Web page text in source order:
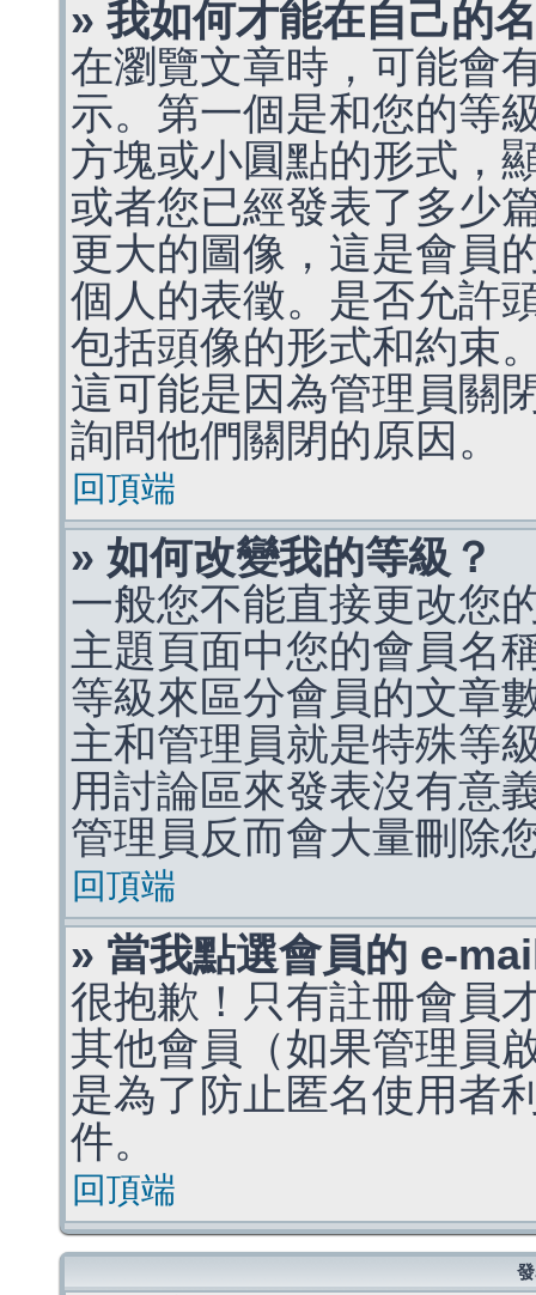
» 我如何才能在自己的
在瀏覽文章時，可能會
示。第一個是和您的等
方塊或小圓點的形式，
或者您已經發表了多少
更大的圖像，這是會員
個人的表徵。是否允許
包括頭像的形式和約束
這可能是因為管理員關
詢問他們關閉的原因。
回頂端
» 如何改變我的等級？
一般您不能直接更改您
主題頁面中您的會員名
等級來區分會員的文章
主和管理員就是特殊等
用討論區來發表沒有意
管理員反而會大量刪除
回頂端
» 當我點選會員的 e-
很抱歉！只有註冊會員
其他會員（如果管理員
是為了防止匿名使用者
件。
回頂端